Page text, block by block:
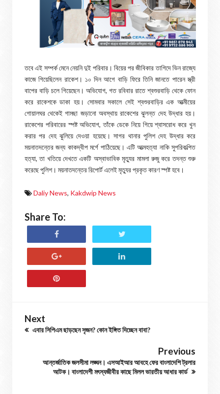
তবে এই সম্পর্ক মেনে নেয়নি দুই পরিবার। বিয়ের পর জীবিকার তাগিদে ভিন রাজ্যে
কাজে গিয়েছিলেন রাকেশ। ১০ দিন আগে বাড়ি ফিরে তিনি জানতে পারেন স্ত্রী
বাপের বাড়ি চলে গিয়েছেন। অভিযোগ, গত রবিবার রাতে শ্বশুরবাড়ি থেকে ফোন
করে রাকেশকে ডাকা হয়। সোমবার সকালে সেই শ্বশুরবাড়ির এক আত্মীয়ের
গোয়ালঘর থেকেই গামছা জড়ানো অবস্থায় রাকেশের ঝুলন্ত দেহ উদ্ধার হয়।
রাকেশের পরিবারের স্পষ্ট অভিযোগ, তাঁকে ডেকে নিয়ে গিয়ে শ্বাসরোধ করে খুন
করার পর দেহ ঝুলিয়ে দেওয়া হয়েছে। সাগর থানার পুলিশ দেহ উদ্ধার করে
ময়নাতদন্তের জন্য কাকদ্বীপ মর্গে পাঠিয়েছে। এটি আত্মহত্যা নাকি সুপরিকল্পিত
হত্যা, তা খতিয়ে দেখতে একটি অস্বাভাবিক মৃত্যুর মামলা রুজু করে তদন্ত শুরু
করেছে পুলিশ। ময়নাতদন্তের রিপোর্ট এলেই মৃত্যুর প্রকৃত কারণ স্পষ্ট হবে।
Daliy News, Kakdwip News
Share To:
Next
এবার সিপিএম ছাড়ছেন সৃজন? কোন ইঙ্গিত দিচ্ছেন বাবা?
Previous
আন্তর্জাতিক জলসীমা লঙ্ঘন। এসআইআর আবহে ফের বাংলাদেশি ট্রলার
আটক। বাংলাদেশী মৎস্যজীবীর কাছে মিলল ভারতীয় আধার কার্ড